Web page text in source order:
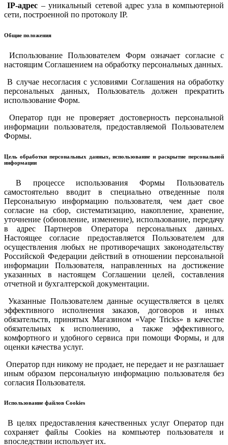
IP-адрес – уникальный сетевой адрес узла в компьютерной
сети, построенной по протоколу IP.
Общие положения
Использование Пользователем Форм означает согласие с
настоящим Соглашением на обработку персональных данных.
В случае несогласия с условиями Соглашения на обработку
персональных данных, Пользователь должен прекратить
использование Форм.
Оператор пдн не проверяет достоверность персональной
информации пользователя, предоставляемой Пользователем
Формы.
Цель обработки персональных данных, использование и раскрытие персональной
информации
В процессе использования Формы Пользователь
самостоятельно вводит в специально отведенные поля
Персональную информацию пользователя, чем дает свое
согласие на сбор, систематизацию, накопление, хранение,
уточнение (обновление, изменение), использование, передачу
в адрес Партнеров Оператора персональных данных.
Настоящее согласие предоставляется Пользователем для
осуществления любых не противоречащих законодательству
Российской Федерации действий в отношении персональной
информации Пользователя, направленных на достижение
указанных в настоящем Соглашении целей, составления
отчетной и бухгалтерской документации.
Указанные Пользователем данные осуществляется в целях
эффективного исполнения заказов, договоров и иных
обязательств, принятых Магазином «Vape Tricks» в качестве
обязательных к исполнению, а также эффективного,
комфортного и удобного сервиса при помощи Формы, и для
оценки качества услуг.
Оператор пдн никому не продает, не передает и не разглашает
иным образом персональную информацию пользователя без
согласия Пользователя.
Использование файлов Cookies
В целях предоставления качественных услуг Оператор пдн
сохраняет файлы Cookies на компьютер пользователя и
впоследствии использует их.